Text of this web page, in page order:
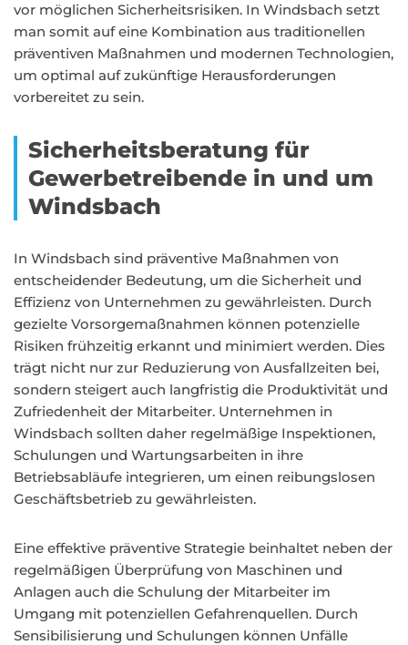
vor möglichen Sicherheitsrisiken. In Windsbach setzt
man somit auf eine Kombination aus traditionellen
präventiven Maßnahmen und modernen Technologien,
um optimal auf zukünftige Herausforderungen
vorbereitet zu sein.
Sicherheitsberatung für
Gewerbetreibende in und um
Windsbach
In Windsbach sind präventive Maßnahmen von
entscheidender Bedeutung, um die Sicherheit und
Effizienz von Unternehmen zu gewährleisten. Durch
gezielte Vorsorgemaßnahmen können potenzielle
Risiken frühzeitig erkannt und minimiert werden. Dies
trägt nicht nur zur Reduzierung von Ausfallzeiten bei,
sondern steigert auch langfristig die Produktivität und
Zufriedenheit der Mitarbeiter. Unternehmen in
Windsbach sollten daher regelmäßige Inspektionen,
Schulungen und Wartungsarbeiten in ihre
Betriebsabläufe integrieren, um einen reibungslosen
Geschäftsbetrieb zu gewährleisten.
Eine effektive präventive Strategie beinhaltet neben der
regelmäßigen Überprüfung von Maschinen und
Anlagen auch die Schulung der Mitarbeiter im
Umgang mit potenziellen Gefahrenquellen. Durch
Sensibilisierung und Schulungen können Unfälle